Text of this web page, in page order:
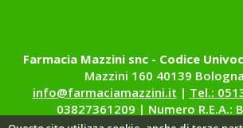
Farmacia Mazzini snc - Codice
Mazzini 160 40139
info@farmaciamazzini.it | Tel.:
03827361209 | Numero R.E.A.: